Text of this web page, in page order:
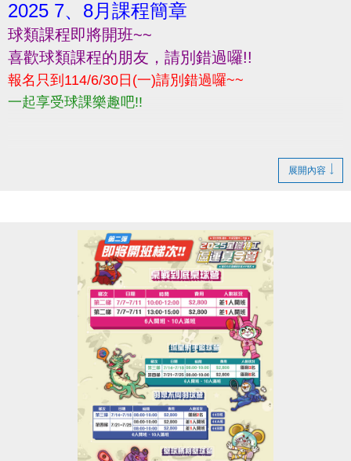
2025 7、8月課程簡章
球類課程即將開班~~
喜歡球類課程的朋友，請別錯過囉!!
報名只到114/6/30日(一)請別錯過囉~~
一起享受球課樂趣吧!!
展開內容